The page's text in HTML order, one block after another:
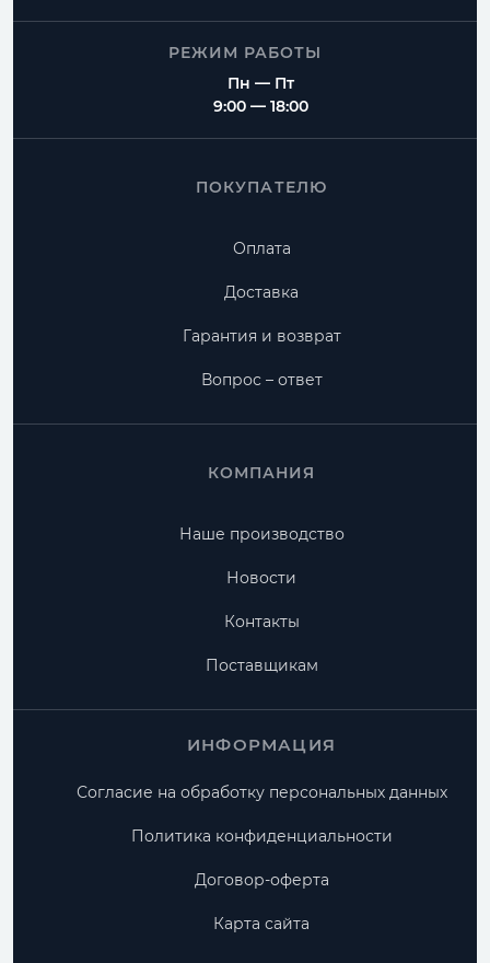
РЕЖИМ РАБОТЫ
Пн — Пт
9:00 — 18:00
ПОКУПАТЕЛЮ
Оплата
Доставка
Гарантия и возврат
Вопрос – ответ
КОМПАНИЯ
Наше производство
Новости
Контакты
Поставщикам
ИНФОРМАЦИЯ
Согласие на обработку персональных данных
Политика конфиденциальности
Договор-оферта
Карта сайта